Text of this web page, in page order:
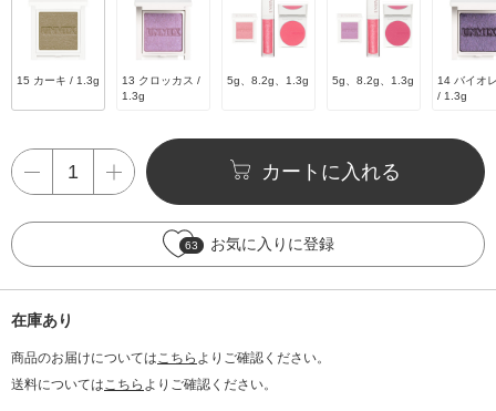
15 カーキ / 1.3g
13 クロッカス /
1.3g
5g、8.2g、1.3g 5g、8.2g、1.3g
14 バイオ
/ 1.3g
カートに入れる
63 お気に入りに登録
在庫あり
商品のお届けについてはこちら よりご確認ください。
送料についてはこちら よりご確認ください。